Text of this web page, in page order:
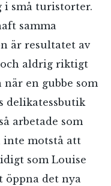
i små turistorter.
samma
är resultatet av
och aldrig riktigt
en gubbe som
delikatessbutik
arbetade som
inte motstå att
som Louise
öppna det nya